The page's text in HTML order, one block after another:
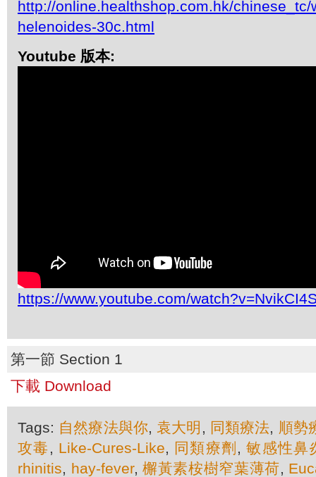
http://online.healthshop.com.hk/chinese_tc/
helenoides-30c.html
Youtube 版本:
https://www.youtube.com/
第一節 Section 1
下載 Download
Tags: 自然療法與你,袁大明 , 同類療法, 順勢
攻毒, Like-Cures-Like, 同類療劑 ,敏感性鼻
rhinitis, hay-fever,檞黃素桉樹窄葉薄荷,